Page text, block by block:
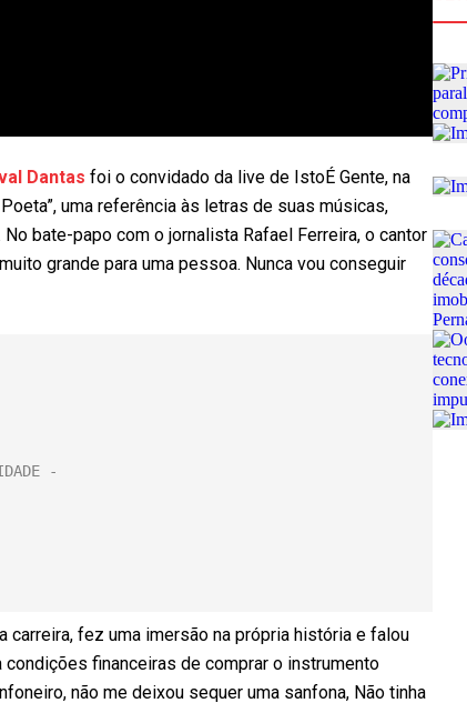
Dantas foi o convidado da live de IstoÉ Gente, na
uma referência às letras de suas músicas,
bate-papo com o jornalista Rafael Ferreira, o cantor
grande para uma pessoa. Nunca vou conseguir
fez uma imersão na própria história e falou
financeiras de comprar o instrumento
não me deixou sequer uma sanfona, Não tinha